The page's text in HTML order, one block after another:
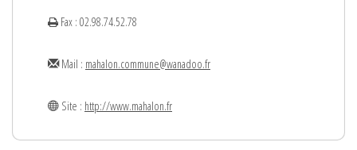
Fax : 02.98.74.52.78
Mail : mahalon.commune@wanadoo.fr
Site : http://www.mahalon.fr